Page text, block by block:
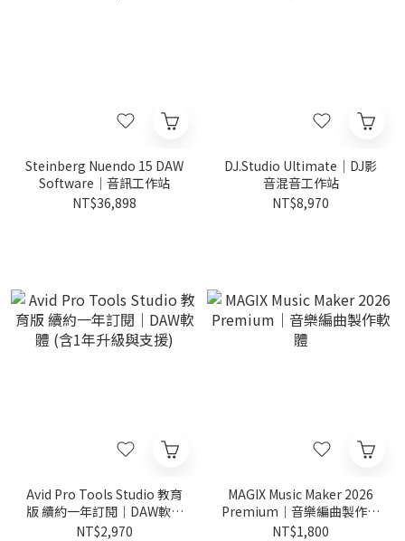
Steinberg Nuendo 15 DAW
Software｜音訊工作站
NT$36,898
DJ.Studio Ultimate｜DJ影
音混音工作站
NT$8,970
Avid Pro Tools Studio 教育
版 續約一年訂閱｜DAW軟體
(含1年升級與支援)
NT$2,970
MAGIX Music Maker 2026
Premium｜音樂編曲製作軟
體
NT$1,800